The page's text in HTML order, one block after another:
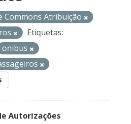
Commons Atribuição
Etiquetas:
onibus
Autorizações